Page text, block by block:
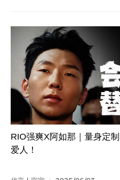
RIO强爽X阿如那｜量身定
爱人！